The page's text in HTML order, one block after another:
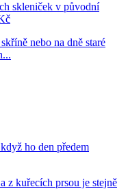
skleniček v původní
nebo na dně staré
ho den předem
z kuřecích prsou je stejně